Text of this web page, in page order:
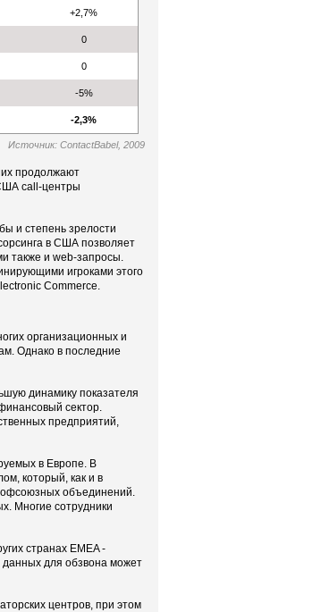
+2,7%
0
0
-5%
-2,3%
Источник: ContactBabel, 2009
продолжают
call-центры
и степень зрелости
в США позволяет
также и web-запросы.
игроками этого
Commerce.
организационных и
Однако в последние
динамику показателя
сектор.
предприятий,
в Европе. В
который, как и в
объединений.
Многие сотрудники
странах EMEA -
данных для обзвона может
центров, при этом